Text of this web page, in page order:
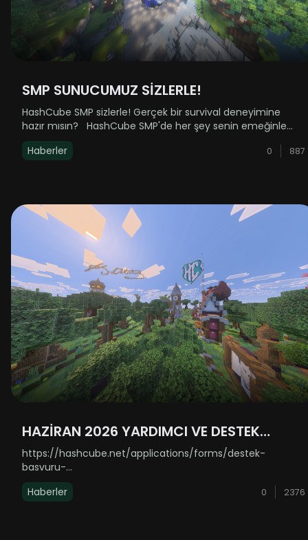
SMP SUNUCUMUZ SİZLERLE!
HashCube SMP sizlerle! Gerçek bir survival deneyimine
hazır mısın? HashCube SMP'de her şey senin emeğinle
şekilleniyor. Gerçek oyun mekanikleri, dokunulmamış bir
dünya ve sıfırdan başlayan bir macera seni bekliyor! &nb......
Haberler 0 887
HAZİRAN 2026 YARDIMCI VE DESTEK
ALIMLARI AÇILDI!
https://hashcube.net/applications/forms/destek-
basvuru-
formuhttps://hashcube.net/applications/forms/yardimci-
basvuru-formuLinklere basarak açamamanız durumunda
Haberler 0 2376